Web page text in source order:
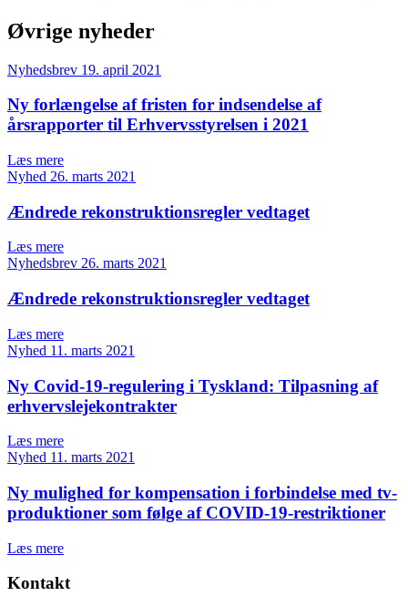
Øvrige nyheder
Nyhedsbrev 19. april 2021
Ny forlængelse af fristen for indsendelse af
årsrapporter til Erhvervsstyrelsen i 2021
Læs mere
Nyhed 26. marts 2021
Ændrede rekonstruktionsregler vedtaget
Læs mere
Nyhedsbrev 26. marts 2021
Ændrede rekonstruktionsregler vedtaget
Læs mere
Nyhed 11. marts 2021
Ny Covid-19-regulering i Tyskland: Tilpasning af
erhvervslejekontrakter
Læs mere
Nyhed 11. marts 2021
Ny mulighed for kompensation i forbindelse med tv-
produktioner som følge af COVID-19-restriktioner
Læs mere
Kontakt